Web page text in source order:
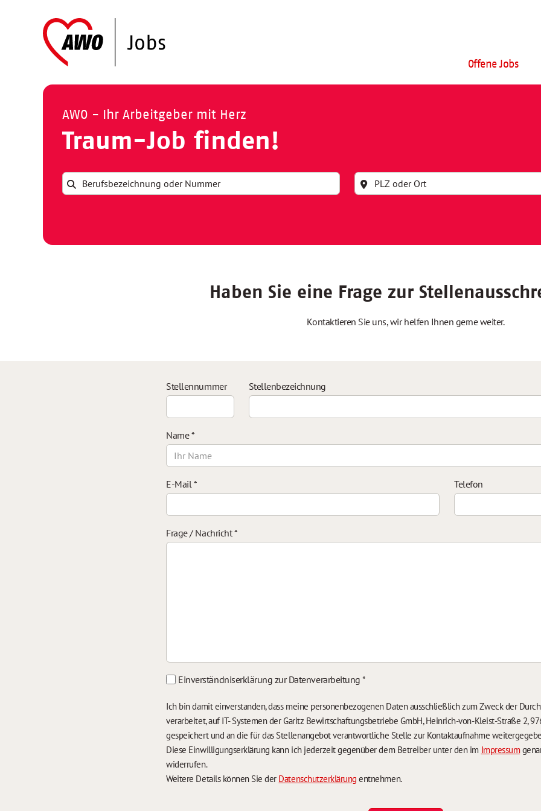
Offene Jobs
AWO - Ihr Arbeitgeber mit Herz
Traum-Job finden!
Haben Sie eine Frage zur
Kontaktieren Sie uns, wir helfen Ihnen gerne weiter.
Stellennummer Stellenbezeichnung
Name*
E-Mail* Telefon
Frage / Nachricht*
Einverständniserklärung zur Datenverarbeitung*
Ich bin damit einverstanden, dass meine personenbezogenen Daten ausschließlich zum Zweck der
verarbeitet, auf IT- Systemen der Garitz Bewirtschaftungsbetriebe GmbH, Heinrich-von-Kleist-Straße 2,
gespeichert und an die für das Stellenangebot verantwortliche Stelle zur Kontaktaufnahme
Diese Einwilligungserklärung kann ich jederzeit gegenüber dem Betreiber unter den im Impressum
widerrufen.
Weitere Details können Sie der Datenschutzerklärung entnehmen.